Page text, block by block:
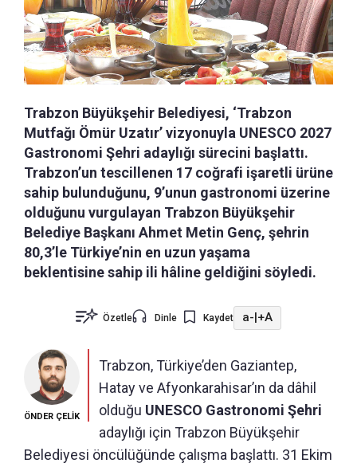
Trabzon Büyükşehir Belediyesi, ‘Trabzon
Mutfağı Ömür Uzatır’ vizyonuyla UNESCO 2027
Gastronomi Şehri adaylığı sürecini başlattı.
Trabzon’un tescillenen 17 coğrafi işaretli ürüne
sahip bulunduğunu, 9’unun gastronomi üzerine
olduğunu vurgulayan Trabzon Büyükşehir
Belediye Başkanı Ahmet Metin Genç, şehrin
80,3’le Türkiye’nin en uzun yaşama
beklentisine sahip ili hâline geldiğini söyledi.
Özetle Dinle Kaydet a- +A
ÖNDER ÇELİK
Trabzon, Türkiye’den Gaziantep,
Hatay ve Afyonkarahisar’ın da dâhil
olduğu UNESCO Gastronomi Şehri
adaylığı için Trabzon Büyükşehir
Belediyesi öncülüğünde çalışma başlattı. 31 Ekim